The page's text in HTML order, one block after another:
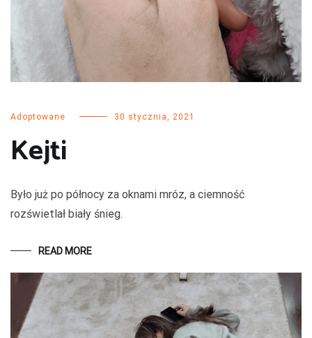
Adoptowane 30 stycznia, 2021
Kejti
Było już po północy za oknami mróz, a ciemność
rozświetlał biały śnieg.
READ MORE